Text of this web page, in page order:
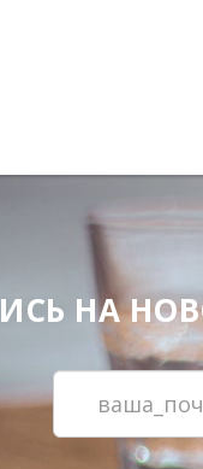
НА